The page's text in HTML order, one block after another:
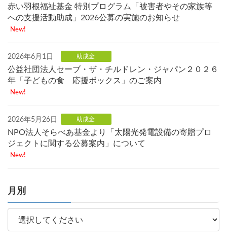
赤い羽根福祉基金 特別プログラム「被害者やその家族等
への支援活動助成」2026公募の実施のお知らせ
New!
2026年6月1日 助成金
公益社団法人セーブ・ザ・チルドレン・ジャパン２０２６
年「子どもの食 応援ボックス」のご案内
New!
2026年5月26日 助成金
NPO法人そらべあ基金より「太陽光発電設備の寄贈プロ
ジェクトに関する公募案内」について
New!
月別